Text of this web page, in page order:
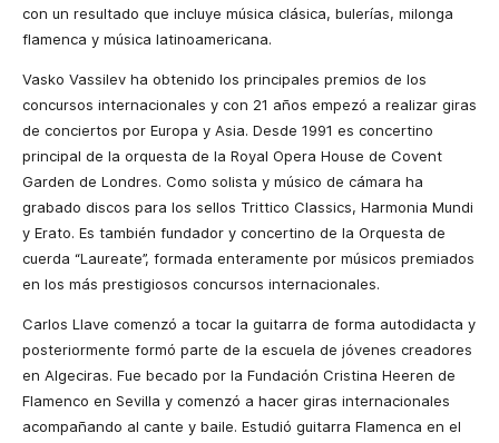
con un resultado que incluye música clásica, bulerías, milonga
flamenca y música latinoamericana.
Vasko Vassilev ha obtenido los principales premios de los
concursos internacionales y con 21 años empezó a realizar giras
de conciertos por Europa y Asia. Desde 1991 es concertino
principal de la orquesta de la Royal Opera House de Covent
Garden de Londres. Como solista y músico de cámara ha
grabado discos para los sellos Trittico Classics, Harmonia Mundi
y Erato. Es también fundador y concertino de la Orquesta de
cuerda “Laureate”, formada enteramente por músicos premiados
en los más prestigiosos concursos internacionales.
Carlos Llave comenzó a tocar la guitarra de forma autodidacta y
posteriormente formó parte de la escuela de jóvenes creadores
en Algeciras. Fue becado por la Fundación Cristina Heeren de
Flamenco en Sevilla y comenzó a hacer giras internacionales
acompañando al cante y baile. Estudió guitarra Flamenca en el